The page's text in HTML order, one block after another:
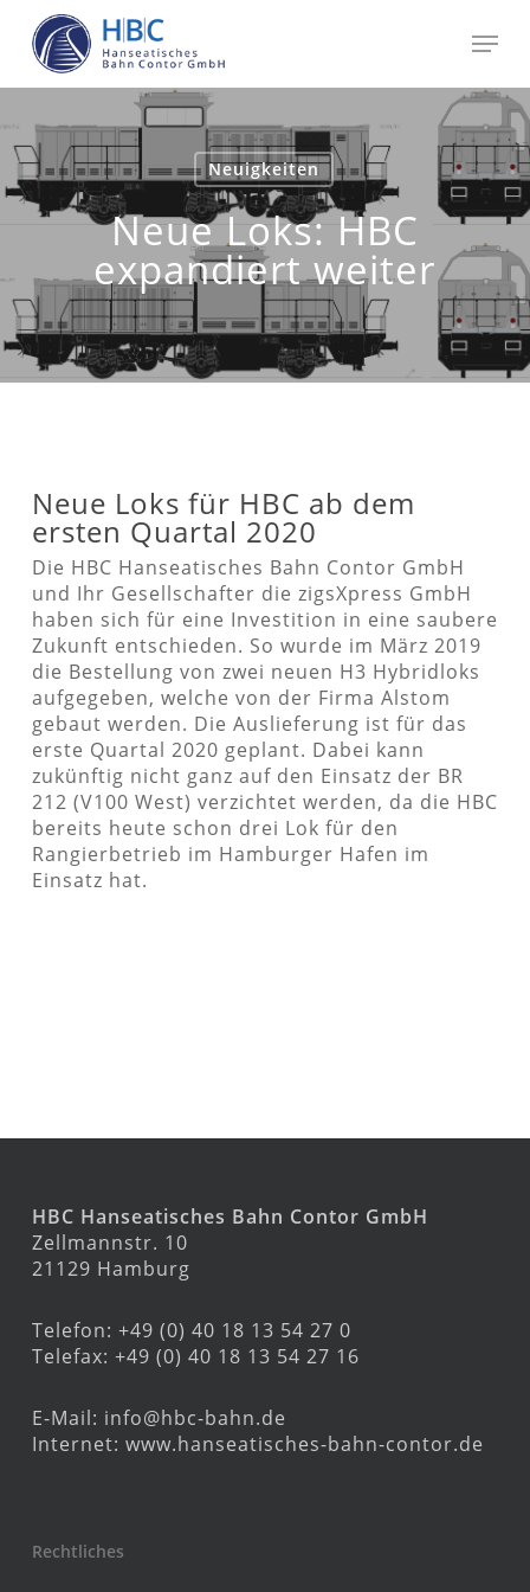
main
content
Neuigkeiten
Neue Loks: HBC
expandiert weiter
Neue Loks für HBC ab dem
ersten Quartal 2020
Die HBC Hanseatisches Bahn Contor GmbH
und Ihr Gesellschafter die zigsXpress GmbH
haben sich für eine Investition in eine saubere
Zukunft entschieden. So wurde im März 2019
die Bestellung von zwei neuen H3 Hybridloks
aufgegeben, welche von der Firma Alstom
gebaut werden. Die Auslieferung ist für das
erste Quartal 2020 geplant. Dabei kann
zukünftig nicht ganz auf den Einsatz der BR
212 (V100 West) verzichtet werden, da die HBC
bereits heute schon drei Lok für den
Rangierbetrieb im Hamburger Hafen im
Einsatz hat.
HBC Hanseatisches Bahn Contor GmbH
Zellmannstr. 10
21129 Hamburg
Telefon: +49 (0) 40 18 13 54 27 0
Telefax: +49 (0) 40 18 13 54 27 16
E-Mail: info@hbc-bahn.de
Internet: www.hanseatisches-bahn-contor.de
Rechtliches
Menu